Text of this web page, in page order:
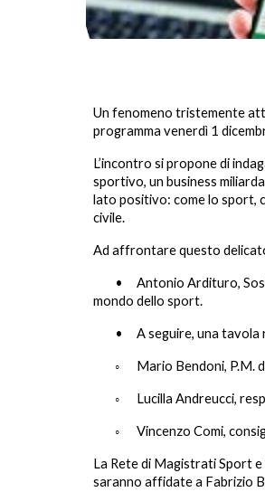
Un fenomeno tristemente
programma venerdì 1
L’incontro si propone di
sportivo, un business
lato positivo: come lo sport,
civile.
Ad affrontare questo
•
Antonio Ardituro,
mondo dello sport.
• A seguire, una
◦ Mario Bendoni, P.M.
◦ Lucilla Andreucci,
◦ Vincenzo Comi,
La Rete di Magistrati Sport
saranno affidate a Fabrizio